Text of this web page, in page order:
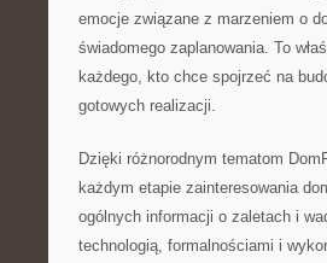
emocje związane z marzeniem o
świadomego zaplanowania. To
każdego, kto chce spojrzeć na
gotowych realizacji.
Dzięki różnorodnym tematom
każdym etapie zainteresowania
ogólnych informacji o zaletach i
technologią, formalnościami i